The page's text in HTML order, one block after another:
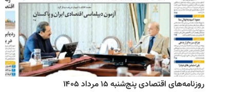
روزنامه‌های اقتصادی پنج‌شنبه ۱۵ مرداد ۱۴۰۵